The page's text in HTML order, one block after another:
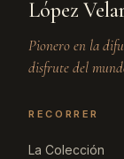
López
Pionero en la
disfrute del
RECORRER
La Colección